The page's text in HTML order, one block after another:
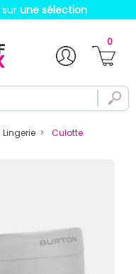
sur une sélection
0
Lingerie Culotte